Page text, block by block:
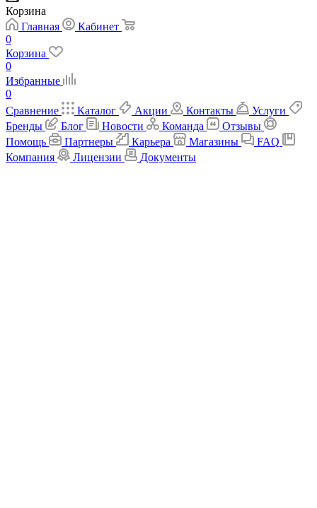
Корзина
Главная
Кабинет
0
Корзина
0
Избранные
0
Сравнение
Каталог Акции Контакты
Услуги
Бренды
Блог Новости Команда
Отзывы
Помощь
Партнеры Карьера Магазины
FAQ
Компания
Лицензии Документы